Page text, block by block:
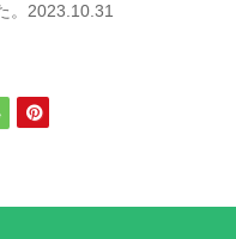
。2023.10.31